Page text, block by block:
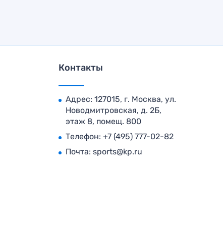
Контакты
Адрес: 127015, г. Москва, ул.
Новодмитровская, д. 2Б,
этаж 8, помещ. 800
Телефон: +7 (495) 777-02-82
Почта: sports@kp.ru